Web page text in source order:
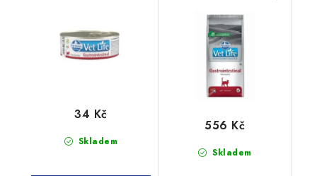
Skladem
34 Kč
Skladem
556 Kč